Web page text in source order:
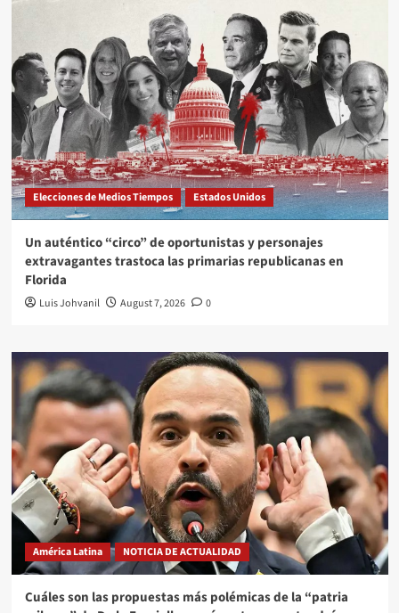
Elecciones de Medios Tiempos Estados Unidos
Un auténtico “circo” de oportunistas y personajes
extravagantes trastoca las primarias republicanas en
Florida
Luis Johvanil August 7, 2026 0
América Latina NOTICIA DE ACTUALIDAD
Cuáles son las propuestas más polémicas de la “patria